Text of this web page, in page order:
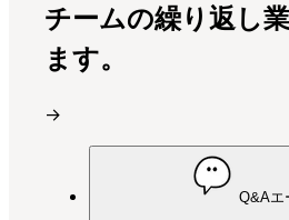
チームの繰り返し
ます。
→
Q&Aエ